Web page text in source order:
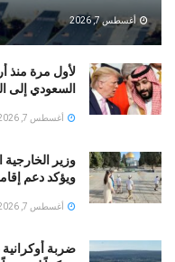
أغسطس 7, 2026
لأول مرة منذ
السعودي إلى
أغسطس 7, 2026
وزير
ويؤكد دعم
أغسطس 7, 2026
ضربة